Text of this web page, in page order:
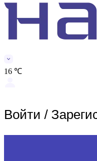
16 ℃
Войти /